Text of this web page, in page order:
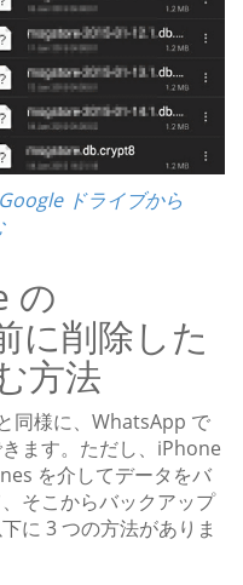
ドライブから
の
に削除した
方法
同様に、WhatsApp で
ます。ただし、iPhone
を介してデータをバ
そこからバックアップ
に 3 つの方法がありま